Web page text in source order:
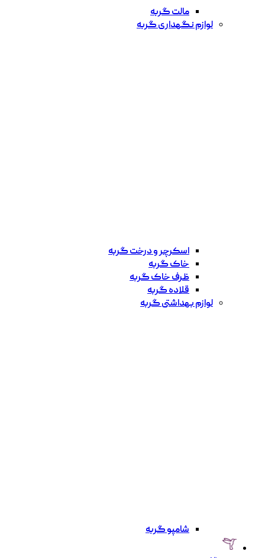
مالت گربه
لوازم نگهداری گربه
اسکرچر و درخت گربه
خاک گربه
ظرف خاک گربه
قلاده گربه
لوازم بهداشتی گربه
شامپو گربه